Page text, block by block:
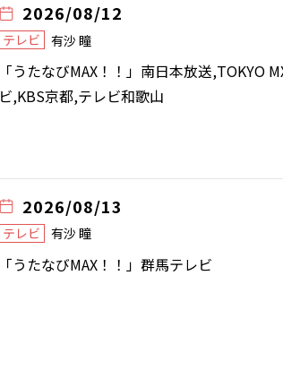
2026/08/12
テレビ 有沙 瞳
「うたなびMAX！！」南日本放送,TOKYO
ビ,KBS京都,テレビ和歌山
2026/08/13
テレビ 有沙 瞳
「うたなびMAX！！」群馬テレビ